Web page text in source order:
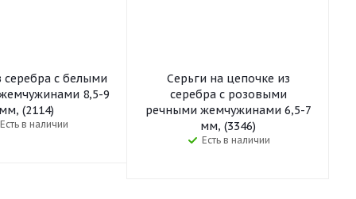
серебра с белыми
8,5-9
(2114)
Есть в наличии
Серьги на цепочке из
серебра c розовыми
речными жемчужинами 6,5-7
мм, (3346)
Есть в наличии